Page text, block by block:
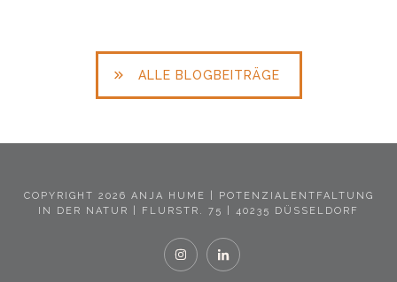
ALLE BLOGBEITRÄGE
COPYRIGHT 2026 ANJA HUME
| POTENZIALENTFALTUNG
IN DER NATUR | FLURSTR. 75 | 40235 DÜSSELDORF